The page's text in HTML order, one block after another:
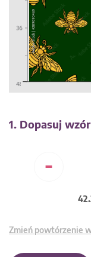
1. Dopasuj wzór
-
Zmień powtórzenie